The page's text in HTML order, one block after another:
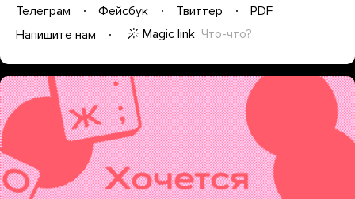
Телеграм Фейсбук Твиттер
PDF
Напишите нам
Magic link Что-что?